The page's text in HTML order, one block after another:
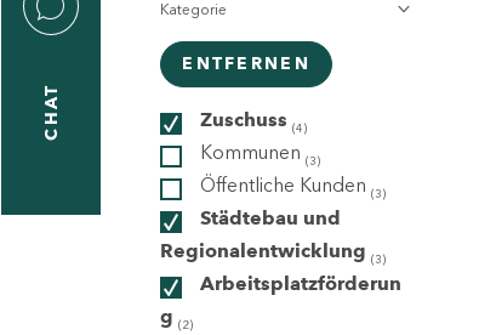
CHAT
Kategorie
ENTFERNEN
Zuschuss (4)
Kommunen (3)
Öffentliche Kunden (3)
Städtebau und
Regionalentwicklung (3)
Arbeitsplatzförderun
g (2)